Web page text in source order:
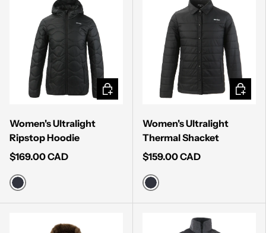
Women's Ultralight
Ripstop Hoodie
$169.00 CAD
MUTED BLACK
CHOISIR LES OPTIONS
Women's Ultralight
Thermal Shacket
$159.00 CAD
MUTED BLACK